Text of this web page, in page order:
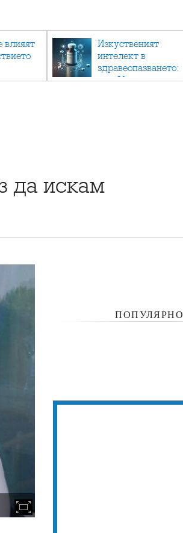
влияят
Изкуственият
интелект в
здравеопазването:
как AI променя
да искам
ПОПУЛЯРНО